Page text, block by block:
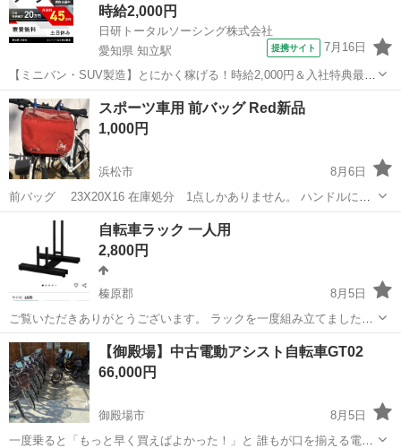
時給2,000円
日研トータルソーシング株式会社
愛知県 知立駅
提携サイト 7月16日
【ミニバン・SUV製造】とにかく稼げる！時給2,000円＆入社特典最大
20万円支給！／寮費無料＆生活備品付き／土日休み／未経験OK＆研修
あり◎ ミニバン・SUV製造 トヨタ車体各工場でのミニバン・SUV新
車製造に関わる諸作...
愛知 刈谷市 知立駅 その他
スポーツ車用 前バッグ Red新品
1,000円
浜松市
8月6日
前バッグ 23X20X16 在庫処分 1点しかありません。 ハンドルに取
り付けるバッグです。 予備のチューブや工具等々入れます。 たくさん
浜松市 その他
自転車ラック 一人用
2,800円
榛原郡
8月5日
ご覧いただきありがとうございます。 ラックを一度組み立てましたが
サイズを間違えて使用できなかった為、出品いたします。 バラした状
態でお渡しいたします。 値段交渉にはできる範囲で対応いたしますの
で気軽に連絡して...
静岡 榛原郡 その他
【御殿場】中古電動アシスト自転車GT02
66,000円
御殿場市
8月5日
一度乗ると「もっと早く買えばよかった！」と 誰もが口を揃える電動